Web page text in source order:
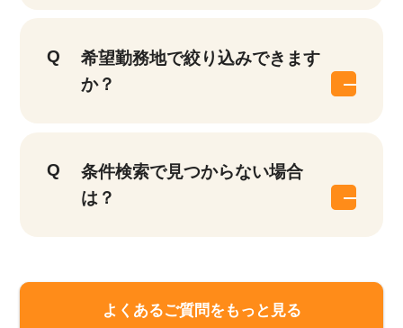
希望勤務地で絞り込みできます
か？
条件検索で見つからない場合
は？
よくあるご質問をもっと見る
該当件数
件
他の条件を選択